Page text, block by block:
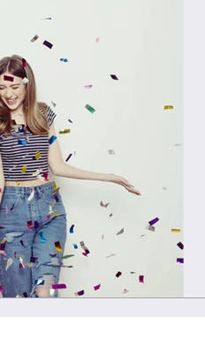
sueños
relacion
luna